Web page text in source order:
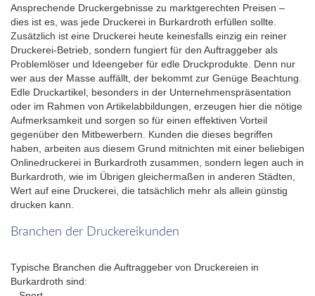
Ansprechende Druckergebnisse zu marktgerechten Preisen –
dies ist es, was jede Druckerei in Burkardroth erfüllen sollte.
Zusätzlich ist eine Druckerei heute keinesfalls einzig ein reiner
Druckerei-Betrieb, sondern fungiert für den Auftraggeber als
Problemlöser und Ideengeber für edle Druckprodukte. Denn nur
wer aus der Masse auffällt, der bekommt zur Genüge Beachtung.
Edle Druckartikel, besonders in der Unternehmenspräsentation
oder im Rahmen von Artikelabbildungen, erzeugen hier die nötige
Aufmerksamkeit und sorgen so für einen effektiven Vorteil
gegenüber den Mitbewerbern. Kunden die dieses begriffen
haben, arbeiten aus diesem Grund mitnichten mit einer beliebigen
Onlinedruckerei in Burkardroth zusammen, sondern legen auch in
Burkardroth, wie im Übrigen gleichermaßen in anderen Städten,
Wert auf eine Druckerei, die tatsächlich mehr als allein günstig
drucken kann.
Branchen der Druckereikunden
Typische Branchen die Auftraggeber von Druckereien in
Burkardroth sind: